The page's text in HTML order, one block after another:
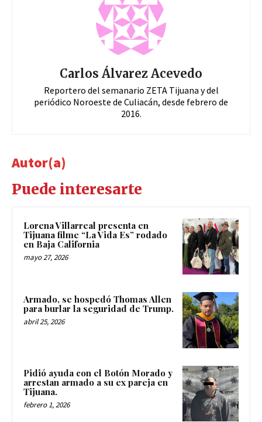
Carlos Álvarez Acevedo
Reportero del semanario ZETA Tijuana y del
periódico Noroeste de Culiacán, desde febrero de
2016.
Autor(a)
Puede interesarte
Lorena Villarreal presenta en
Tijuana filme “La Vida Es” rodado
en Baja California
mayo 27, 2026
Armado, se hospedó Thomas Allen
para burlar la seguridad de Trump.
abril 25, 2026
Pidió ayuda con el Botón Morado y
arrestan armado a su ex pareja en
Tijuana.
febrero 1, 2026